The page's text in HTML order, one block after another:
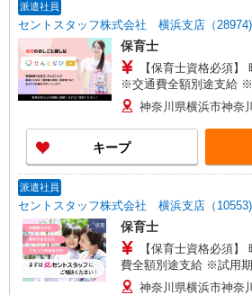
派遣社員
セントスタッフ株式会社 横浜支店（28974)
保育士
【保育士資格必須】
※交通費全額別途支給 ※試用期間なし ※雇用期間
の定めあり ※給与
神奈川県横浜市神奈
キープ
派遣社員
セントスタッフ株式会社 横浜支店（10553)
保育士
【保育士資格必須】 時給：1,500円〜 ※交通
費全額別途支給 ※試用
あり ※給与幅は経験・
神奈川県横浜市神奈